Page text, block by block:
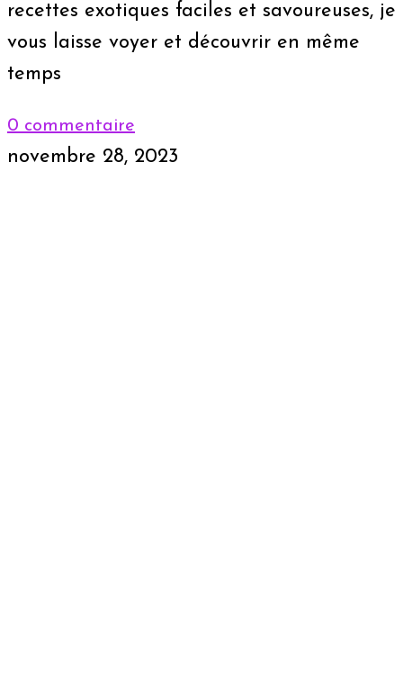
recettes exotiques faciles et savoureuses, je
vous laisse voyer et découvrir en même
temps
0 commentaire
novembre 28, 2023